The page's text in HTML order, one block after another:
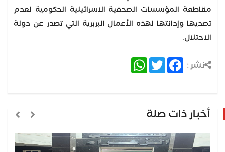
مقاطعة المؤسسات الصحفية الاسرائيلية الحكومية لعدم
تصديها وإدانتها لهذه الأعمال البربرية التي تصدر عن دولة
الاحتلال.
نشر : Facebook
Twitter
WhatsApp
أخبار ذات صلة